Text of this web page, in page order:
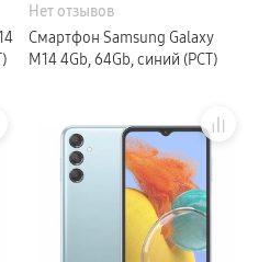
Серия 5
Серия 8
Серия 9
Серия S (OLED)
Серия 6
Серия Микро RGB
Серия Мини LED
Samsung
Нет отзывов
Смартфон Samsung Galaxy
M14 4Gb, 64Gb, синий (РСТ)